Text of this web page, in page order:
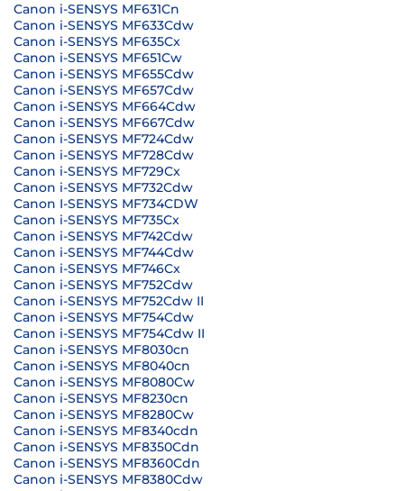
Canon i-SENSYS MF631Cn
Canon i-SENSYS MF633Cdw
Canon i-SENSYS MF635Cx
Canon i-SENSYS MF651Cw
Canon i-SENSYS MF655Cdw
Canon i-SENSYS MF657Cdw
Canon i-SENSYS MF664Cdw
Canon i-SENSYS MF667Cdw
Canon i-SENSYS MF724Cdw
Canon i-SENSYS MF728Cdw
Canon i-SENSYS MF729Cx
Canon i-SENSYS MF732Cdw
Canon I-SENSYS MF734CDW
Canon i-SENSYS MF735Cx
Canon i-SENSYS MF742Cdw
Canon i-SENSYS MF744Cdw
Canon i-SENSYS MF746Cx
Canon i-SENSYS MF752Cdw
Canon i-SENSYS MF752Cdw II
Canon i-SENSYS MF754Cdw
Canon i-SENSYS MF754Cdw II
Canon i-SENSYS MF8030cn
Canon i-SENSYS MF8040cn
Canon i-SENSYS MF8080Cw
Canon i-SENSYS MF8230cn
Canon i-SENSYS MF8280Cw
Canon i-SENSYS MF8340cdn
Canon i-SENSYS MF8350Cdn
Canon i-SENSYS MF8360Cdn
Canon i-SENSYS MF8380Cdw